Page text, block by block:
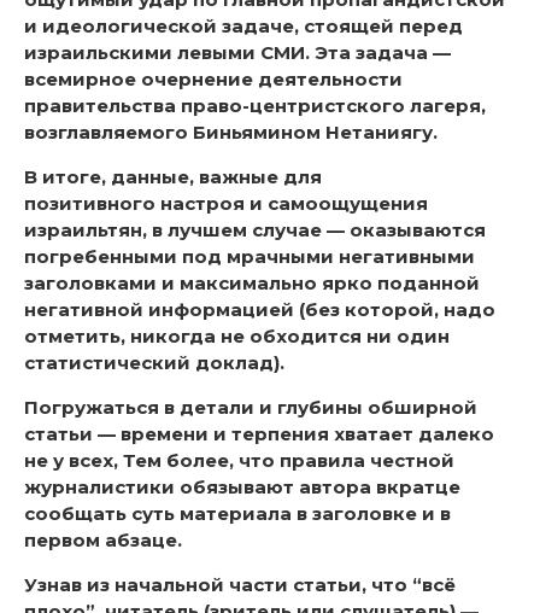
и идеологической задаче, стоящей перед
израильскими левыми СМИ. Эта задача —
всемирное очернение деятельности
правительства право-центристского лагеря,
возглавляемого Биньямином Нетаниягу.
В итоге, данные, важные для
позитивного настроя и самоощущения
израильтян, в лучшем случае — оказываются
погребенными под мрачными негативными
заголовками и максимально ярко поданной
негативной информацией (без которой, надо
отметить, никогда не обходится ни один
статистический доклад).
Погружаться в детали и глубины обширной
статьи — времени и терпения хватает далеко
не у всех, Тем более, что правила честной
журналистики обязывают автора вкратце
сообщать суть материала в заголовке и в
первом абзаце.
Узнав из начальной части статьи, что “всё